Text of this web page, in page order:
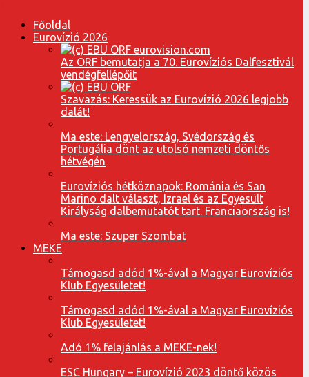
Főoldal
Eurovízió 2026
Az ORF bemutatja a 70. Eurovíziós Dalfesztivál
vendégfellépőit
Szavazás: Keressük az Eurovízió 2026 legjobb
dalát!
Ma este: Lengyelország, Svédország és
Portugália dönt az utolsó nemzeti döntős
hétvégén
Eurovíziós hétköznapok: Románia és San
Marino dalt választ, Izrael és az Egyesült
Királyság dalbemutatót tart. Franciaország is!
Ma este: Szuper Szombat
MEKE
Támogasd adód 1%-ával a Magyar Eurovíziós
Klub Egyesületet!
Támogasd adód 1%-ával a Magyar Eurovíziós
Klub Egyesületet!
Adó 1% felajánlás a MEKE-nek!
ESC Hungary – Eurovízió 2023 döntő közös